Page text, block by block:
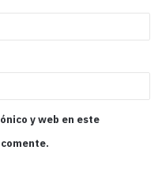
y web en este